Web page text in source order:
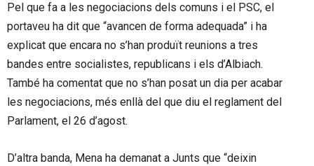
Pel que fa a les negociacions dels comuns i el PSC, el
portaveu ha dit que “avancen de forma adequada” i ha
explicat que encara no s’han produït reunions a tres
bandes entre socialistes, republicans i els d’Albiach.
També ha comentat que no s’han posat un dia per acabar
les negociacions, més enllà del que diu el reglament del
Parlament, el 26 d’agost.
D’altra banda, Mena ha demanat a Junts que “deixin